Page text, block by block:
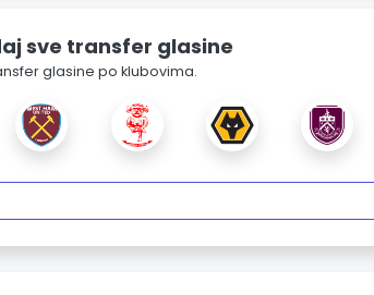
sve transfer glasine
glasine po klubovima.